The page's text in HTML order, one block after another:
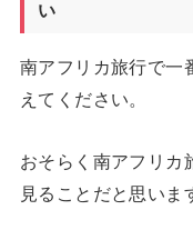
い
南アフリカ旅行で一
えてください。
おそらく南アフリカ
見ることだと思いま